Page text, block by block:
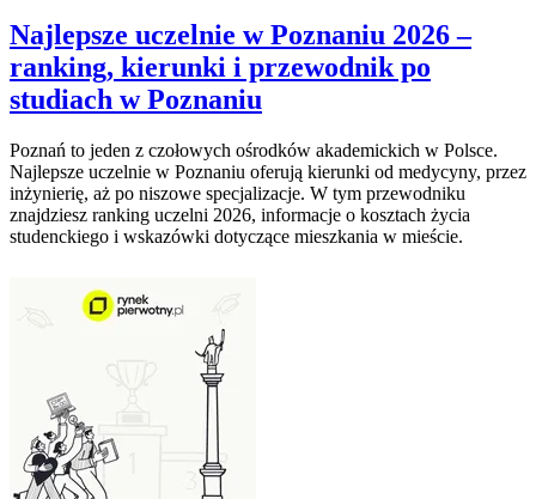
Najlepsze uczelnie w Poznaniu 2026 –
ranking, kierunki i przewodnik po
studiach w Poznaniu
Poznań to jeden z czołowych ośrodków akademickich w Polsce.
Najlepsze uczelnie w Poznaniu oferują kierunki od medycyny, przez
inżynierię, aż po niszowe specjalizacje. W tym przewodniku
znajdziesz ranking uczelni 2026, informacje o kosztach życia
studenckiego i wskazówki dotyczące mieszkania w mieście.